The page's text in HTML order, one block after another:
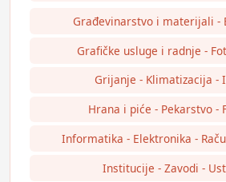
Građevinarstvo i materijali -
Grafičke usluge i radnje -
Grijanje - Klimatizacija -
Hrana i piće - Pekarstvo -
Informatika - Elektronika -
Institucije - Zavodi -